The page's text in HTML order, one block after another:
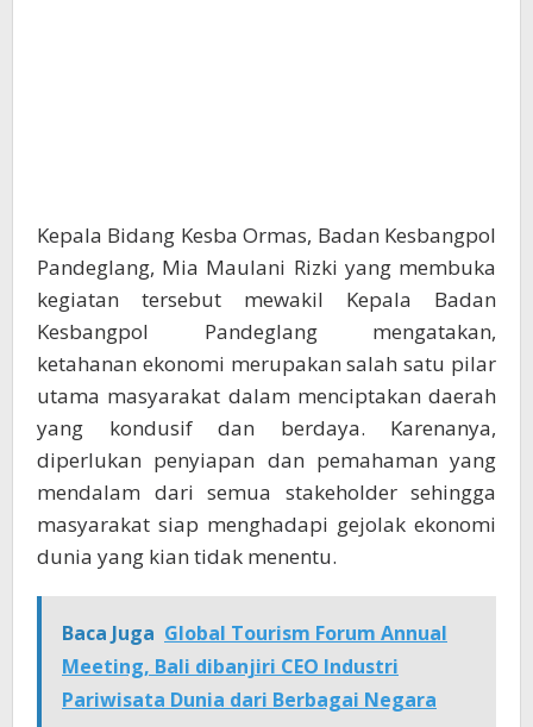
Kepala Bidang Kesba Ormas, Badan Kesbangpol
Pandeglang, Mia Maulani Rizki yang membuka
kegiatan tersebut mewakil Kepala Badan
Kesbangpol Pandeglang mengatakan,
ketahanan ekonomi merupakan salah satu pilar
utama masyarakat dalam menciptakan daerah
yang kondusif dan berdaya. Karenanya,
diperlukan penyiapan dan pemahaman yang
mendalam dari semua stakeholder sehingga
masyarakat siap menghadapi gejolak ekonomi
dunia yang kian tidak menentu.
Baca Juga Global Tourism Forum Annual
Meeting, Bali dibanjiri CEO Industri
Pariwisata Dunia dari Berbagai Negara